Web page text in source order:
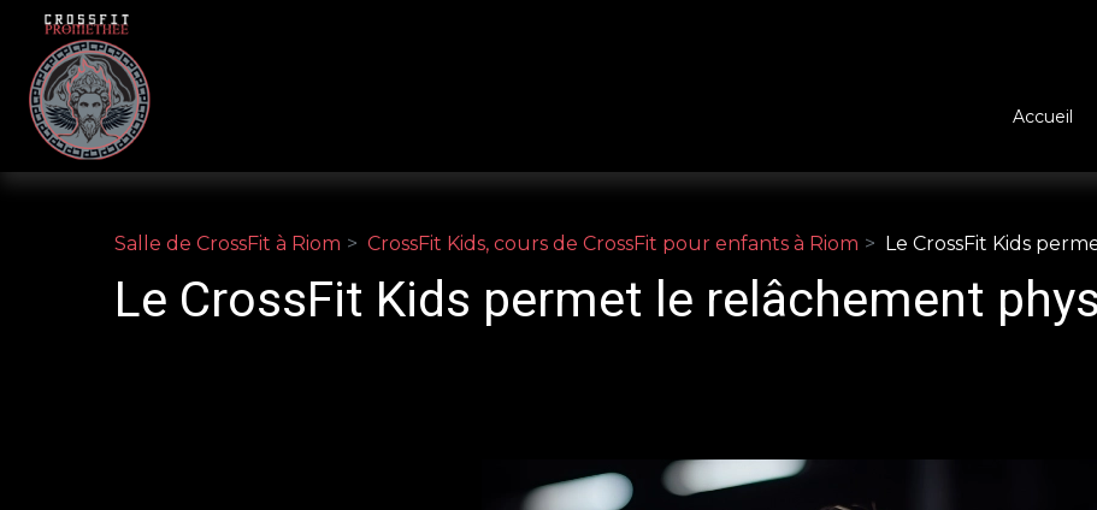
Accueil
Salle de CrossFit à Riom CrossFit Kids, cours de CrossFit pour enfants à Riom Le CrossFit Kids
Le CrossFit Kids permet le relâchement
Panneau de gestion des cookies